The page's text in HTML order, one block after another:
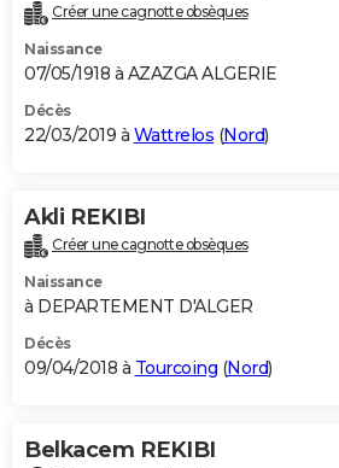
Créer une cagnotte obsèques
Naissance
07/05/1918 à AZAZGA ALGERIE
Décès
22/03/2019 à Wattrelos (Nord)
Akli REKIBI
Créer une cagnotte obsèques
Naissance
à DEPARTEMENT D'ALGER
Décès
09/04/2018 à Tourcoing (Nord)
Belkacem REKIBI